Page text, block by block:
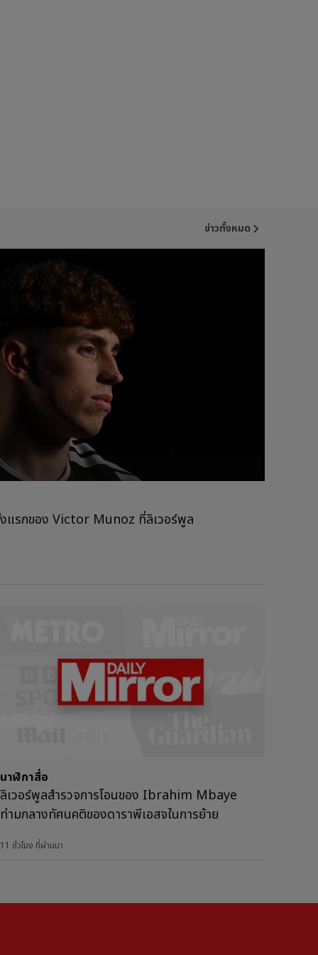
ข่าวทั้งหมด
แรกของ Victor Munoz ที่ลิเวอร์พูล
นาฬิกาสื่อ
ลิเวอร์พูลสำรวจการโอนของ Ibrahim Mbaye
ท่ามกลางทัศนคติของดาราพีเอสจในการย้าย
11 ชั่วโมง ที่ผ่านมา